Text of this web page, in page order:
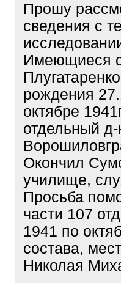
Прошу
сведения с
Имеющиеся
рождения
октябре
отдельный
Окончил
училище,
Просьба
части 107
1941 по
состава,
Николая